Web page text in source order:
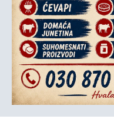
Kultura
Crna
kronika
Politika